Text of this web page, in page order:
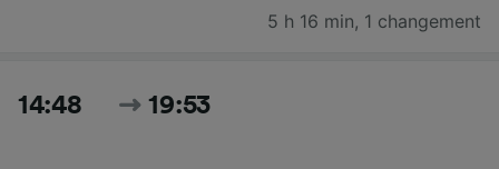
5 h 16 min, 1 changement
14:48 19:53